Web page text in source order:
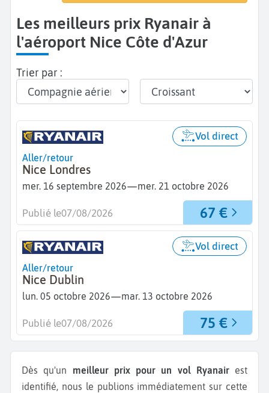
Les meilleurs prix Ryanair à
l'aéroport Nice Côte d'Azur
Trier par :
Aller/retour
Nice Londres
mer. 16 septembre 2026—mer. 21 octobre 2026
Vol direct
67 €
Publié le07/08/2026
Aller/retour
Nice Dublin
lun. 05 octobre 2026—mar. 13 octobre 2026
Vol direct
75 €
Publié le07/08/2026
Dès qu'un meilleur prix pour un vol Ryanairest
identifié, nous le publions immédiatement sur cette